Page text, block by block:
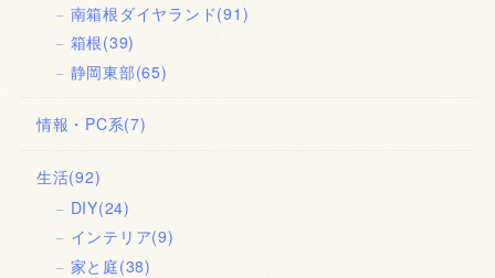
南箱根ダイヤランド(91)
箱根(39)
静岡東部(65)
情報・PC系(7)
生活(92)
DIY(24)
インテリア(9)
家と庭(38)